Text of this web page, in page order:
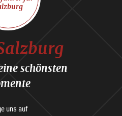
schönsten
uns auf